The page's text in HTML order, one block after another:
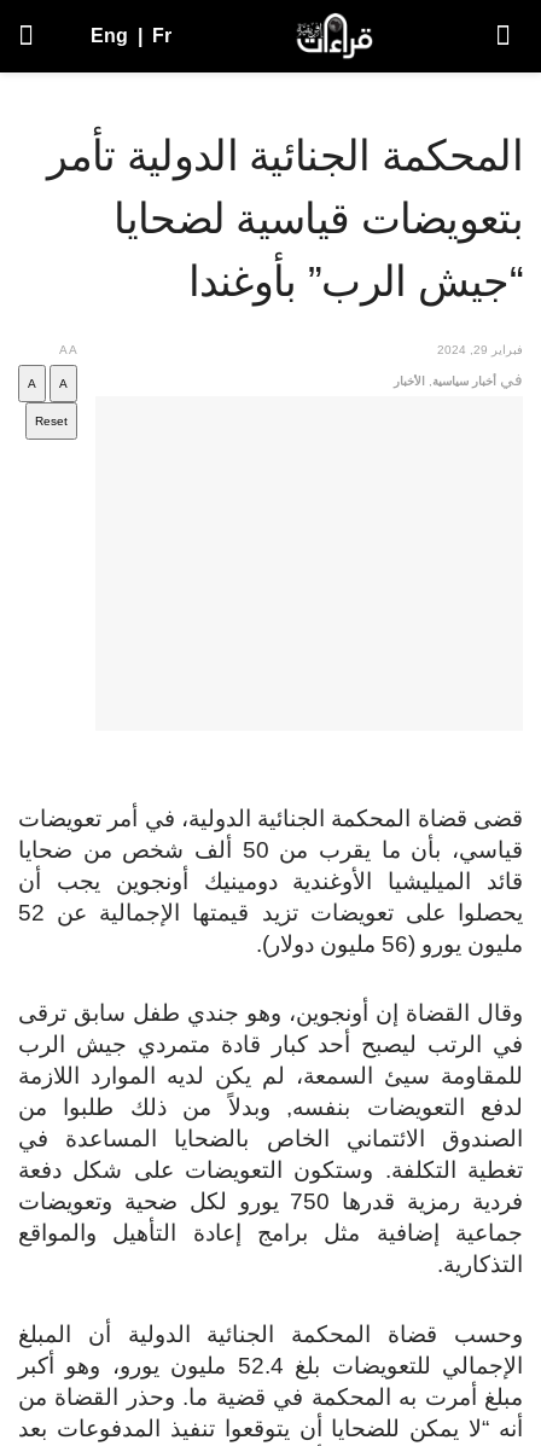
Eng Fr
المحكمة الجنائية الدولية تأمر
بتعويضات قياسية لضحايا
“جيش الرب” بأوغندا
فبراير 29, 2024
في أخبار سياسية الأخبار
AA
A
A
Reset
قضى قضاة المحكمة الجنائية الدولية، في أمر تعويضات
قياسي، بأن ما يقرب من 50 ألف شخص من ضحايا
قائد الميليشيا الأوغندية دومينيك أونجوين يجب أن
يحصلوا على تعويضات تزيد قيمتها الإجمالية عن 52
مليون يورو (56 مليون دولار).
وقال القضاة إن أونجوين، وهو جندي طفل سابق ترقى
في الرتب ليصبح أحد كبار قادة متمردي جيش الرب
للمقاومة سيئ السمعة، لم يكن لديه الموارد اللازمة
لدفع التعويضات بنفسه, وبدلاً من ذلك طلبوا من
الصندوق الائتماني الخاص بالضحايا المساعدة في
تغطية التكلفة. وستكون التعويضات على شكل دفعة
فردية رمزية قدرها 750 يورو لكل ضحية وتعويضات
جماعية إضافية مثل برامج إعادة التأهيل والمواقع
التذكارية.
وحسب قضاة المحكمة الجنائية الدولية أن المبلغ
الإجمالي للتعويضات بلغ 52.4 مليون يورو، وهو أكبر
مبلغ أمرت به المحكمة في قضية ما. وحذر القضاة من
أنه “لا يمكن للضحايا أن يتوقعوا تنفيذ المدفوعات بعد